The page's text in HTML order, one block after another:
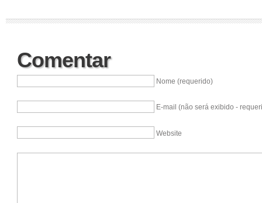
Comentar
Nome (requerido)
E-mail (não será exibido -
Website